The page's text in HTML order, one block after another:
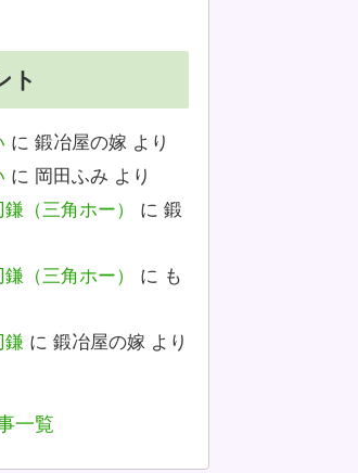
ト
に 鍛冶屋の嫁 より
に 岡田ふみ より
（三角ホー）
に 鍛
（三角ホー）
に も
鎌 に 鍛冶屋の嫁 より
一覧